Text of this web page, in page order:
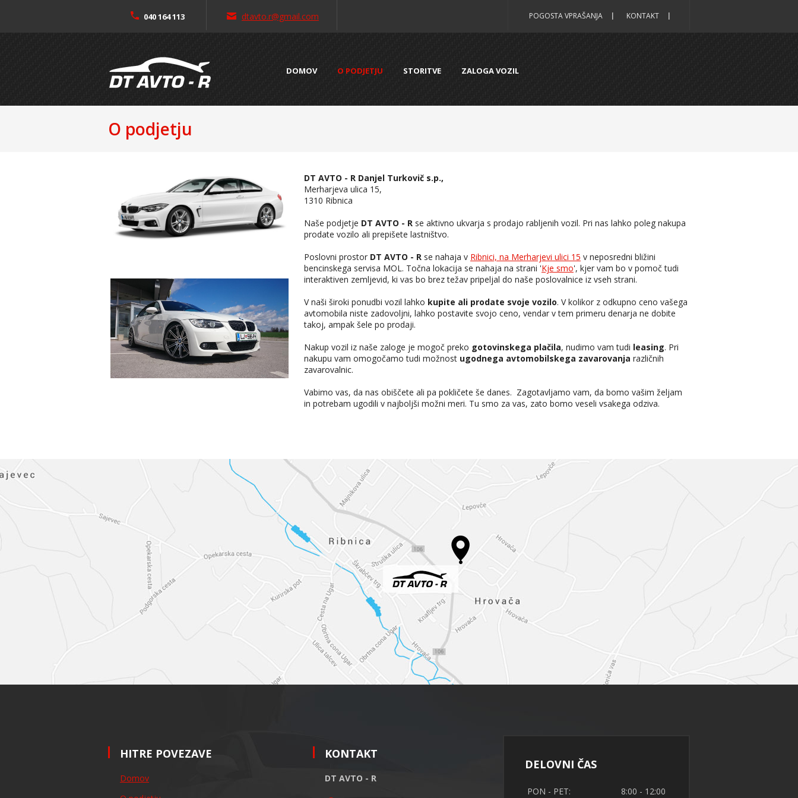
040 164 113 dtavto.r@gmail.com POGOSTA VPRAŠANJA KONTAKT
DOMOV O PODJETJU STORITVE ZALOGA VOZIL
O podjetju
DT AVTO - R Danjel Turkovič s.p.,
Merharjeva ulica 15,
1310 Ribnica
Naše podjetje DT AVTO - R se aktivno ukvarja s prodajo rabljenih vozil. Pri nas lahko poleg nakupa
prodate vozilo ali prepišete lastništvo.
Poslovni prostor DT AVTO - R se nahaja v Ribnici, na Merharjevi ulici 15 v neposredni bližini
bencinskega servisa MOL. Točna lokacija se nahaja na strani 'Kje smo', kjer vam bo v pomoč tudi
interaktiven zemljevid, ki vas bo brez težav pripeljal do naše poslovalnice iz vseh strani.
V naši široki ponudbi vozil lahko kupite ali prodate svoje vozilo. V kolikor z odkupno ceno vašega
avtomobila niste zadovoljni, lahko postavite svojo ceno, vendar v tem primeru denarja ne dobite
takoj, ampak šele po prodaji.
Nakup vozil iz naše zaloge je mogoč preko gotovinskega plačila, nudimo vam tudi leasing. Pri
nakupu vam omogočamo tudi možnost ugodnega avtomobilskega zavarovanja različnih
zavarovalnic.
Vabimo vas, da nas obiščete ali pa pokličete še danes. Zagotavljamo vam, da bomo vašim željam
in potrebam ugodili v najboljši možni meri. Tu smo za vas, zato bomo veseli vsakega odziva.
DELOVNI ČAS
PON - PET:
8:00 - 12:00
HITRE POVEZAVE KONTAKT
Domov
DT AVTO - R